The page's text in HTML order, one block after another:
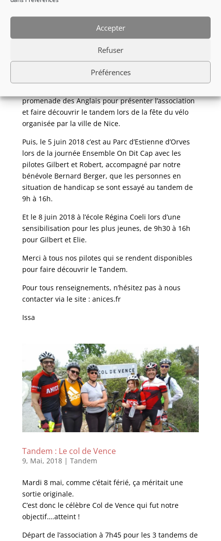
Accepter
Refuser
Préférences
handisport en faisant du tandem les yeux bandés (à
Animés par nos supers pilotes, les enfants et les
personnes en situation de handicap ont pu s’initier à
cette activité physique et de détente, le tandem.
promenade des Anglais pour présenter l’association
et faire découvrir le tandem lors de la fête du vélo
organisée par la ville de Nice.
Puis, le 5 juin 2018 c’est au Parc d’Estienne d’Orves
lors de la journée Ensemble On Dit Cap avec les
pilotes Gilbert et Robert, accompagné par notre
bénévole Bernard Berger, que les personnes en
situation de handicap se sont essayé au tandem de
9h à 16h.
Et le 8 juin 2018 à l’école Régina Coeli lors d’une
sensibilisation pour les plus jeunes, de 9h30 à 16h
pour Gilbert et Elie.
Merci à tous nos pilotes qui se rendent disponibles
pour faire découvrir le Tandem.
Pour tous renseignements, n’hésitez pas à nous
contacter via le site : anices.fr
Issa
Tandem : Le col de Vence
9, Mai, 2018| Tandem
Mardi 8 mai, comme c’était férié, ça méritait une
sortie originale.
C’est donc le célèbre Col de Vence qui fut notre
objectif….atteint !
Départ de l’association à 7h45 pour les 3 tandems de